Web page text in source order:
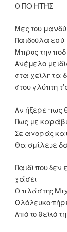
Ο ΠΟΙΗΤΉΣ
Μες του
Παιδούλα εσύ
Μπρος την
Ανέμελο
στα χείλη τα
στου γλύπτη
Αν ήξερε πως
Πως με
Σε αγοράς
Θα σμίλευε
Παιδί που δεν
χάσει
Ο πλάστης
Ολόλευκο
Από το θεϊκό